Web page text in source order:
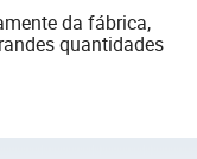
da fábrica,
quantidades